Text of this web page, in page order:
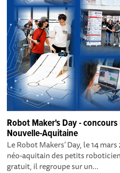
Robot Maker's Day -
Nouvelle-Aquitaine
Le Robot Makers’ Day, le 14
néo-aquitain des petits
gratuit, il regroupe sur un...